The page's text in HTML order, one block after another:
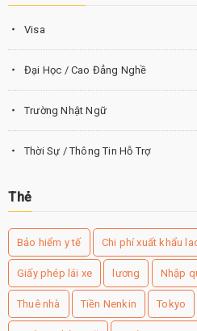
Visa
Đại Học / Cao Đẳng Nghề
Trường Nhật Ngữ
Thời Sự / Thông Tin Hỗ Trợ
Thẻ
Bảo hiểm y tế Chi phí xuất khẩu
Giấy phép lái xe lương Nhập
Thuê nhà Tiền Nenkin Tokyo